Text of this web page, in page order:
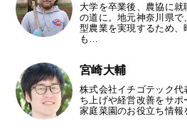
大学を卒業後、農協に
の道に。地元神奈川県
型農業を実現するため、
も…
宮崎大輔
株式会社イチゴテック
ち上げや経営改善をサ
家庭菜園のお役立ち情